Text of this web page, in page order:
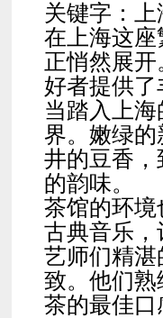
关键字：
在上海这
正悄然展
好者提供了
当踏入上
界。嫩绿
井的豆香
的韵味。
茶馆的环
古典音乐
艺师们精
致。他们
茶的最佳口